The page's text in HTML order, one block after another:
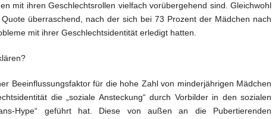
mit ihren Geschlechtsrollen vielfach vorübergehend sind. Gleichwohl
überraschend, nach der sich bei 73 Prozent der Mädchen nach
mit ihrer Geschlechtsidentität erledigt hatten.
Beeinflussungsfaktor für die hohe Zahl von minderjährigen Mädchen
die „soziale Ansteckung“ durch Vorbilder in den sozialen
Hype“ geführt hat. Diese von außen an die Pubertierenden